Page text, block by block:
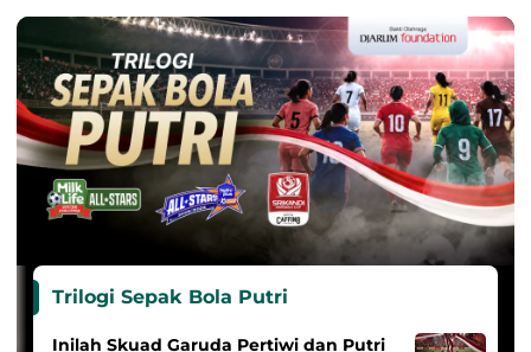
Trilogi Sepak Bola Putri
Inilah Skuad Garuda Pertiwi dan Putri